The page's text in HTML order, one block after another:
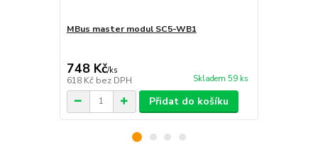
MBus master modul SC5-WB1
748 Kč/ks
618 Kč bez DPH Skladem 59 ks
Přidat do košíku